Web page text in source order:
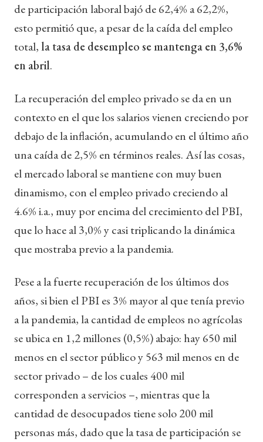
de participación laboral bajó de 62,4% a 62,2%,
esto permitió que, a pesar de la caída del empleo
total, la tasa de desempleo se mantenga en 3,6%
en abril.
La recuperación del empleo privado se da en un
contexto en el que los salarios vienen creciendo por
debajo de la inflación, acumulando en el último año
una caída de 2,5% en términos reales. Así las cosas,
el mercado laboral se mantiene con muy buen
dinamismo, con el empleo privado creciendo al
4.6% i.a., muy por encima del crecimiento del PBI,
que lo hace al 3,0% y casi triplicando la dinámica
que mostraba previo a la pandemia.
Pese a la fuerte recuperación de los últimos dos
años, si bien el PBI es 3% mayor al que tenía previo
a la pandemia, la cantidad de empleos no agrícolas
se ubica en 1,2 millones (0,5%) abajo: hay 650 mil
menos en el sector público y 563 mil menos en de
sector privado – de los cuales 400 mil
corresponden a servicios –, mientras que la
cantidad de desocupados tiene solo 200 mil
personas más, dado que la tasa de participación se